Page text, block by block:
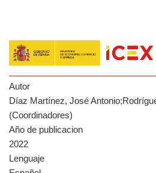
content
Autor
Díaz Martínez, José
(Coordinadores)
Año de publicacion
2022
Lenguaje